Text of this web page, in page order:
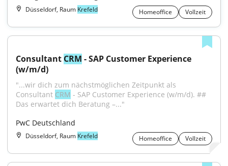
Düsseldorf, Raum Krefeld Homeoffice Vollzeit
Consultant CRM - SAP Customer Experience
(w/m/d)
"...wir dich zum nächstmöglichen Zeitpunkt als
Consultant CRM - SAP Customer Experience (w/m/d). ##
Das erwartet dich Beratung –..."
PwC Deutschland
Düsseldorf, Raum Krefeld Homeoffice Vollzeit